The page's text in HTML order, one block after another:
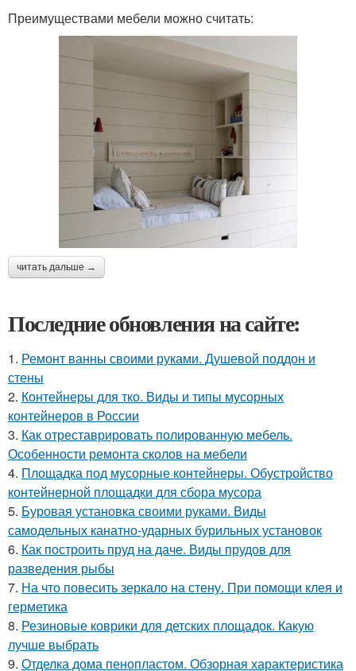
Преимуществами мебели можно считать:
читать дальше →
Последние обновления на сайте:
1. Ремонт ванны своими руками. Душевой поддон и
стены
2. Контейнеры для тко. Виды и типы мусорных
контейнеров в России
3. Как отреставрировать полированную мебель.
Особенности ремонта сколов на мебели
4. Площадка под мусорные контейнеры. Обустройство
контейнерной площадки для сбора мусора
5. Буровая установка своими руками. Виды
самодельных канатно-ударных бурильных установок
6. Как построить пруд на даче. Виды прудов для
разведения рыбы
7. На что повесить зеркало на стену. При помощи клея и
герметика
8. Резиновые коврики для детских площадок. Какую
лучше выбрать
9. Отделка дома пенопластом. Обзорная характеристика